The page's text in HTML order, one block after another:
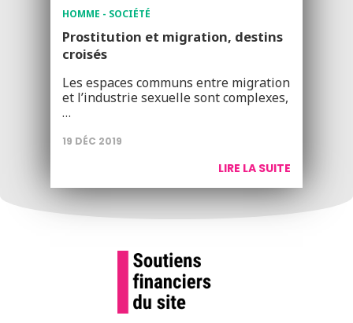
HOMME - SOCIÉTÉ
Prostitution et migration, destins
croisés
Les espaces communs entre migration
et l’industrie sexuelle sont complexes,
…
19 DÉC 2019
LIRE LA SUITE